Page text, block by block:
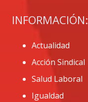
INFORMACIÓN:
Actualidad
Acción Sindical
Salud Laboral
Igualdad